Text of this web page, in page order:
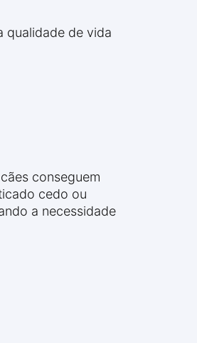
qualidade de vida
conseguem
cedo ou
a necessidade